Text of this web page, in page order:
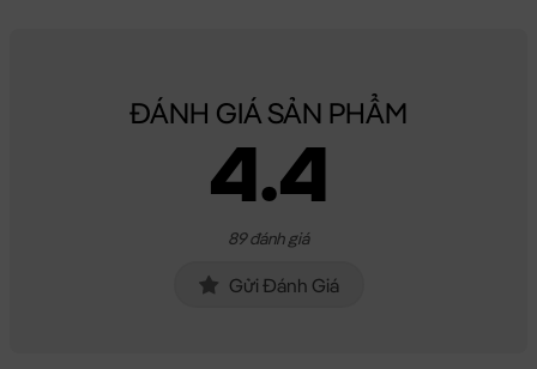
ĐÁNH GIÁ SẢN PHẨM
4.4
89 đánh giá
Gửi Đánh Giá